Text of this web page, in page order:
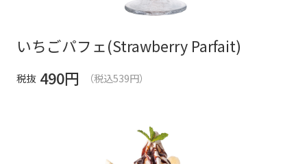
いちごパフェ(Strawberry Parfait)
税抜 490円 （税込539円）